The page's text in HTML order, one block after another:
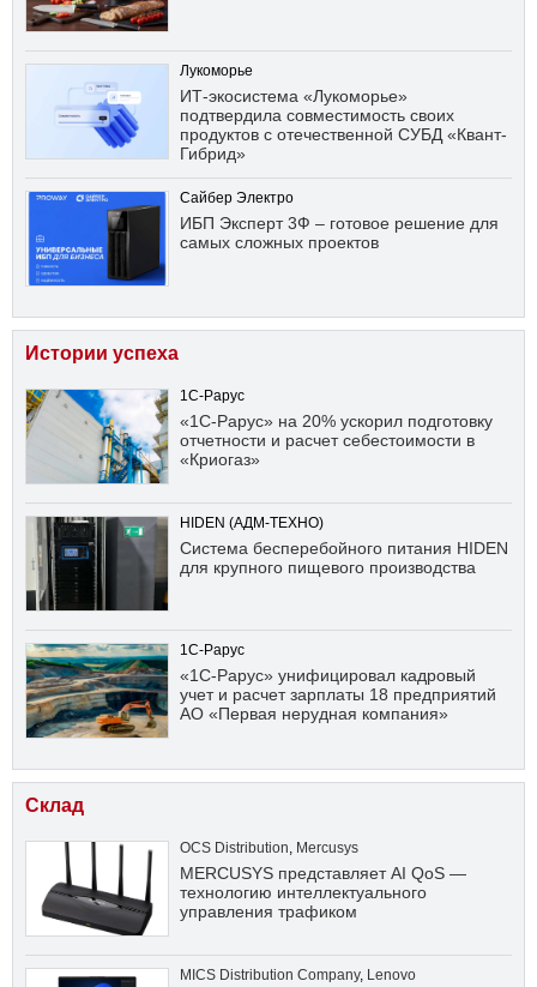
Лукоморье
ИТ-экосистема «Лукоморье»
подтвердила совместимость своих
продуктов с отечественной СУБД «Квант-
Гибрид»
Сайбер Электро
ИБП Эксперт 3Ф – готовое решение для
самых сложных проектов
Истории успеха
1С-Рарус
«1С-Рарус» на 20% ускорил подготовку
отчетности и расчет себестоимости в
«Криогаз»
HIDEN (АДМ-ТЕХНО)
Система бесперебойного питания HIDEN
для крупного пищевого производства
1С-Рарус
«1С-Рарус» унифицировал кадровый
учет и расчет зарплаты 18 предприятий
АО «Первая нерудная компания»
Склад
OCS Distribution Mercusys
MERCUSYS представляет AI QoS —
технологию интеллектуального
управления трафиком
MICS Distribution Company, Lenovo